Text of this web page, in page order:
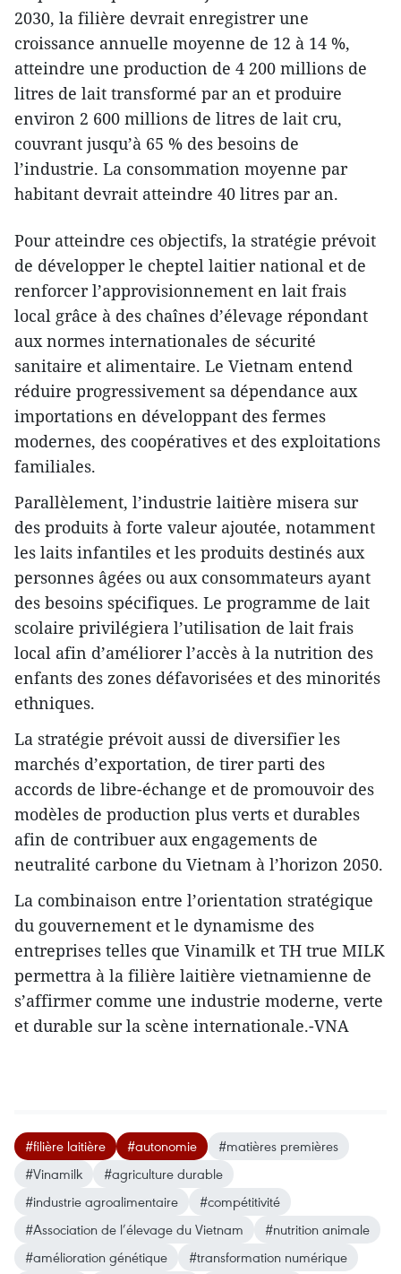
2030, la filière devrait enregistrer une
croissance annuelle moyenne de 12 à 14 %,
atteindre une production de 4 200 millions de
litres de lait transformé par an et produire
environ 2 600 millions de litres de lait cru,
couvrant jusqu’à 65 % des besoins de
l’industrie. La consommation moyenne par
habitant devrait atteindre 40 litres par an.
Pour atteindre ces objectifs, la stratégie prévoit
de développer le cheptel laitier national et de
renforcer l’approvisionnement en lait frais
local grâce à des chaînes d’élevage répondant
aux normes internationales de sécurité
sanitaire et alimentaire. Le Vietnam entend
réduire progressivement sa dépendance aux
importations en développant des fermes
modernes, des coopératives et des exploitations
familiales.
Parallèlement, l’industrie laitière misera sur
des produits à forte valeur ajoutée, notamment
les laits infantiles et les produits destinés aux
personnes âgées ou aux consommateurs ayant
des besoins spécifiques. Le programme de lait
scolaire privilégiera l’utilisation de lait frais
local afin d’améliorer l’accès à la nutrition des
enfants des zones défavorisées et des minorités
ethniques.
La stratégie prévoit aussi de diversifier les
marchés d’exportation, de tirer parti des
accords de libre-échange et de promouvoir des
modèles de production plus verts et durables
afin de contribuer aux engagements de
neutralité carbone du Vietnam à l’horizon 2050.
La combinaison entre l’orientation stratégique
du gouvernement et le dynamisme des
entreprises telles que Vinamilk et TH true MILK
permettra à la filière laitière vietnamienne de
s’affirmer comme une industrie moderne, verte
et durable sur la scène internationale.-VNA
#filière laitière #autonomie
#matières premières
#Vinamilk
#agriculture durable
#industrie agroalimentaire
#compétitivité
#Association de l’élevage du Vietnam
#nutrition animale
#amélioration génétique
#transformation numérique